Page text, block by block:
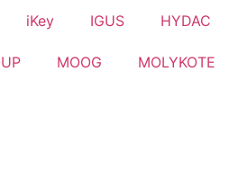
HYDAC
IGUS
iKey
MOLYKOTE
MOOG